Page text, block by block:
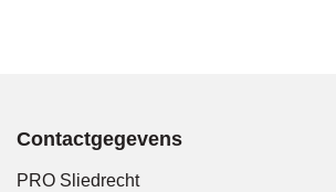
Contactgegevens
PRO Sliedrecht